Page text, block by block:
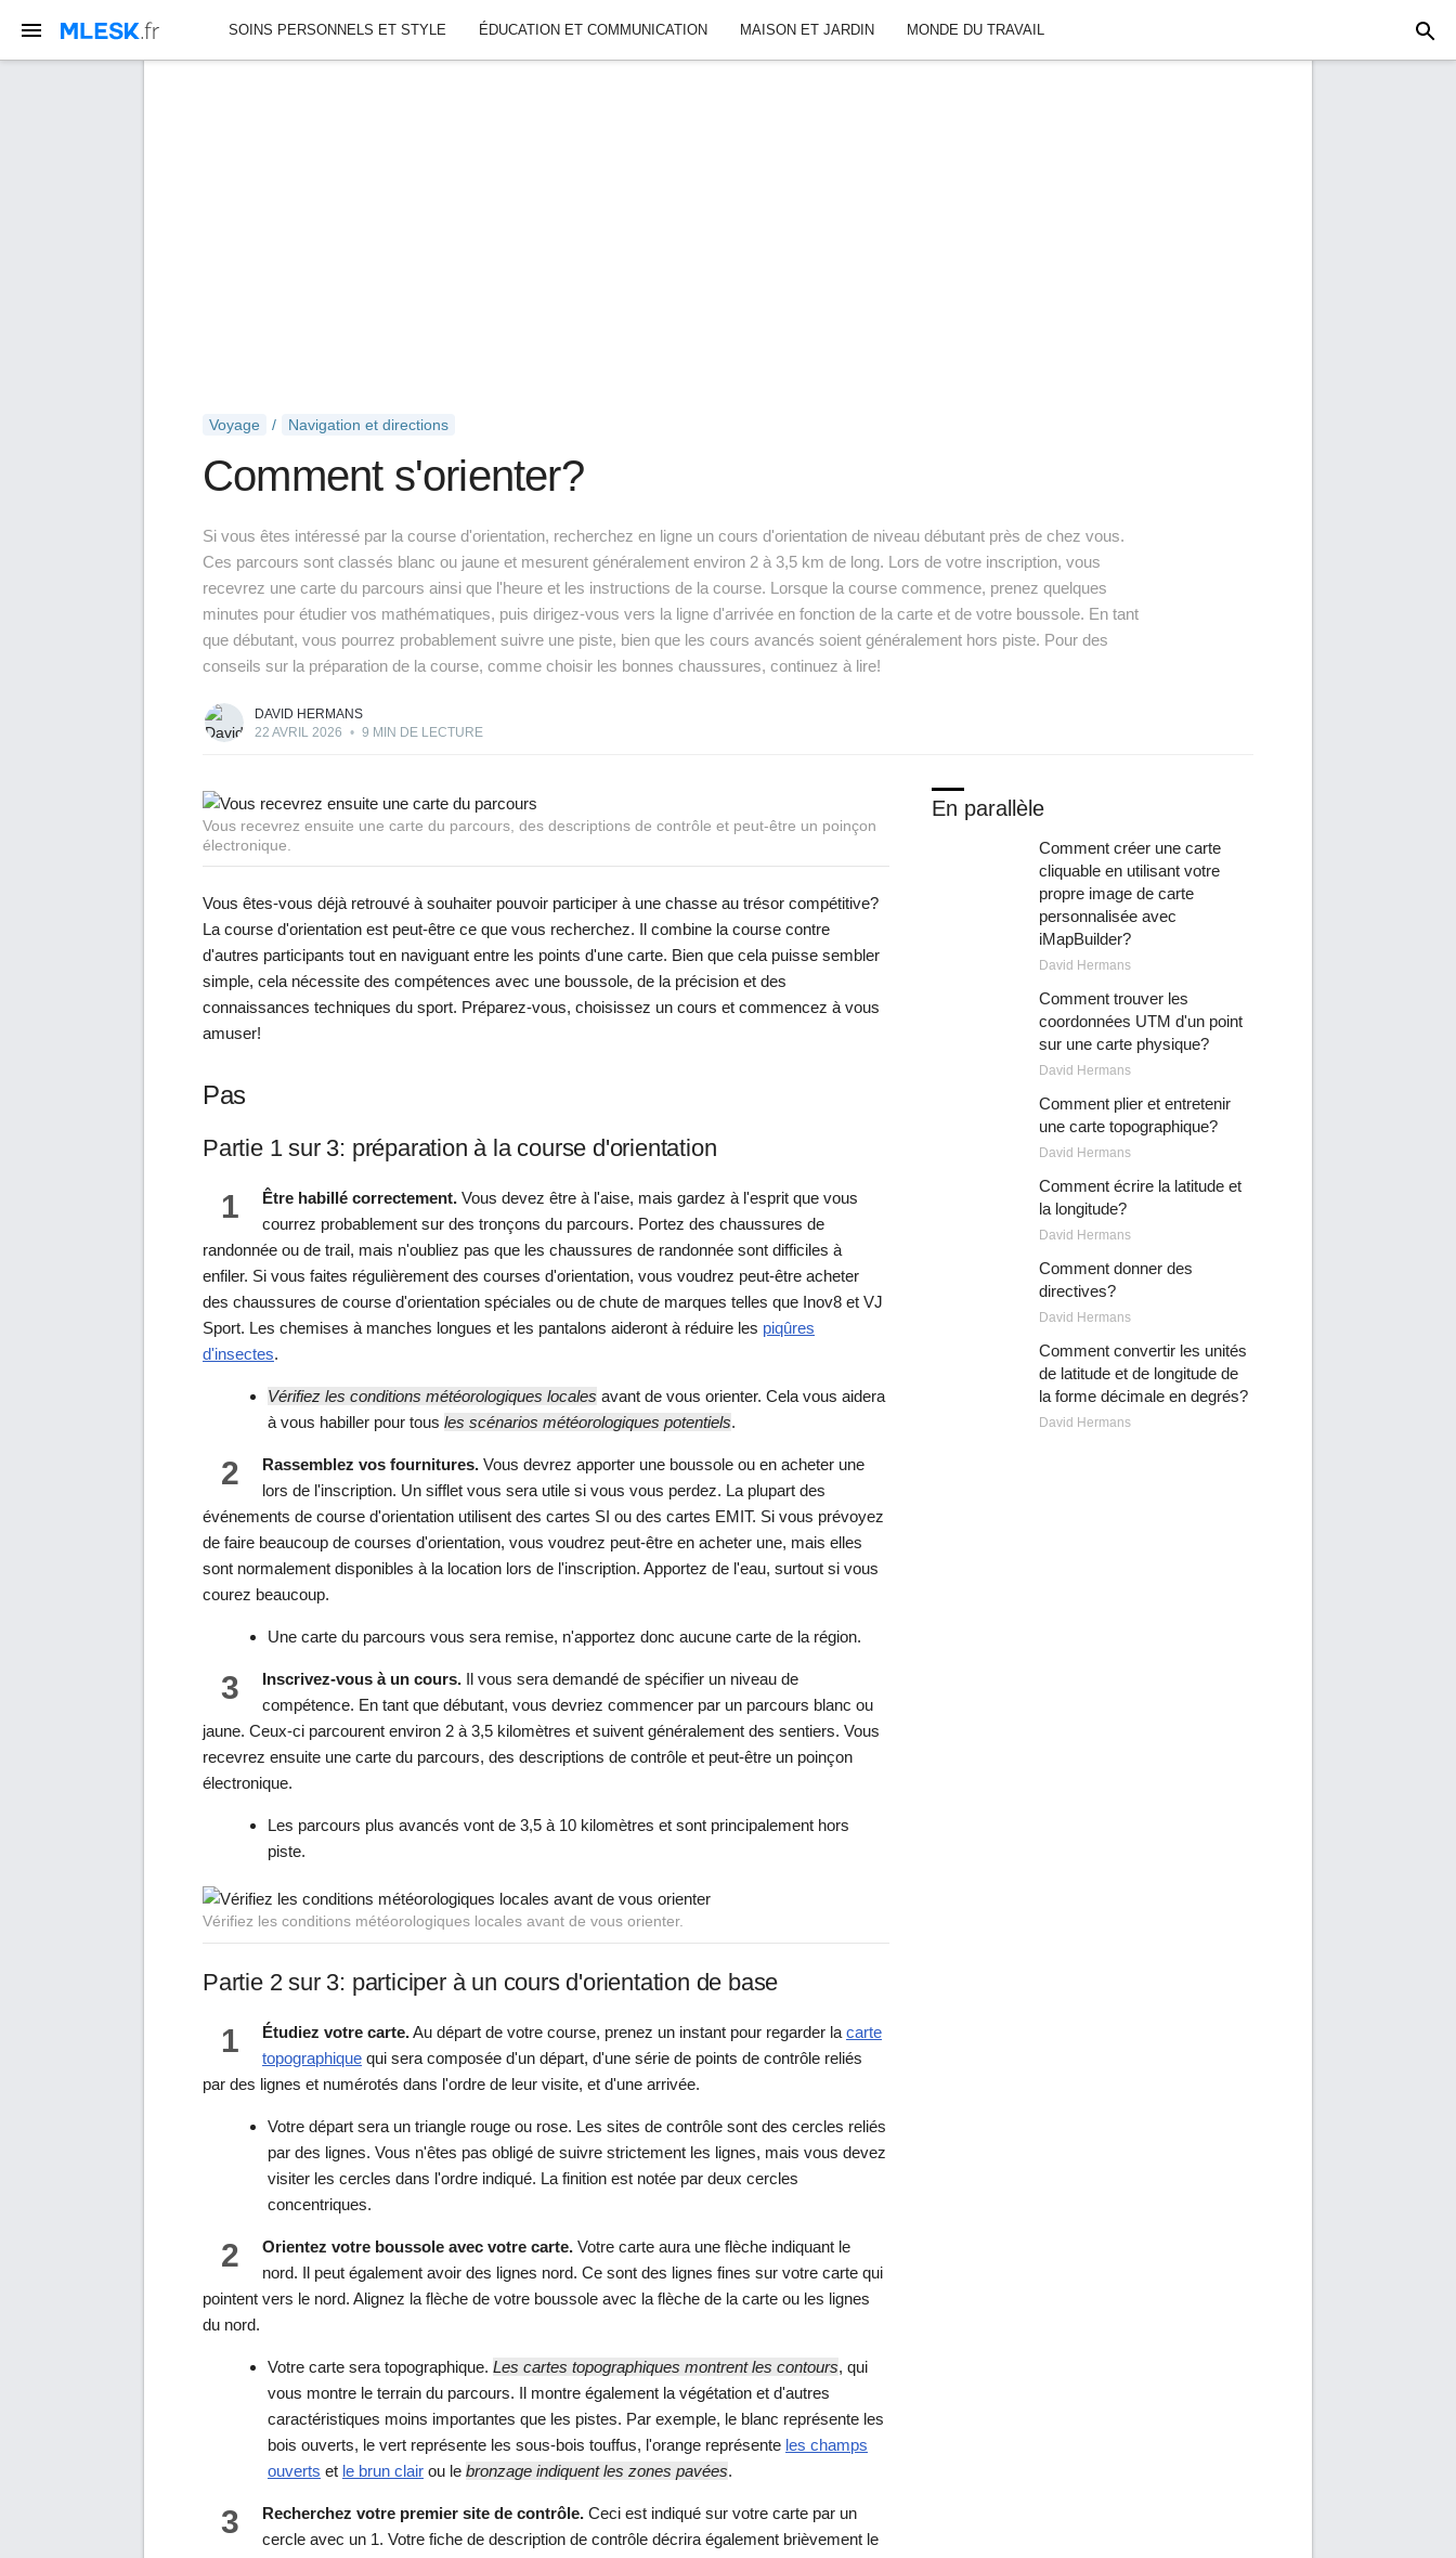
SOINS PERSONNELS ET STYLE ÉDUCATION ET COMMUNICATION MAISON ET JARDIN MONDE DU TRAVAIL
Voyage Navigation et directions
Comment s'orienter?
Si vous êtes intéressé par la course d'orientation, recherchez en ligne un cours d'orientation de niveau débutant près de chez vous.
Ces parcours sont classés blanc ou jaune et mesurent généralement environ 2 à 3,5 km de long. Lors de votre inscription, vous
recevrez une carte du parcours ainsi que l'heure et les instructions de la course. Lorsque la course commence, prenez quelques
minutes pour étudier vos mathématiques, puis dirigez-vous vers la ligne d'arrivée en fonction de la carte et de votre boussole. En tant
que débutant, vous pourrez probablement suivre une piste, bien que les cours avancés soient généralement hors piste. Pour des
conseils sur la préparation de la course, comme choisir les bonnes chaussures, continuez à lire!
DAVID HERMANS
22 AVRIL 2026 • 9 MIN DE LECTURE
Vous recevrez ensuite une carte du parcours, des descriptions de contrôle et peut-être un poinçon
électronique.
Vous êtes-vous déjà retrouvé à souhaiter pouvoir participer à une chasse au trésor compétitive?
La course d'orientation est peut-être ce que vous recherchez. Il combine la course contre
d'autres participants tout en naviguant entre les points d'une carte. Bien que cela puisse sembler
simple, cela nécessite des compétences avec une boussole, de la précision et des
connaissances techniques du sport. Préparez-vous, choisissez un cours et commencez à vous
amuser!
Pas
Partie 1 sur 3: préparation à la course d'orientation
1 Être habillé correctement. Vous devez être à l'aise, mais gardez à l'esprit que vous
courrez probablement sur des tronçons du parcours. Portez des chaussures de
randonnée ou de trail, mais n'oubliez pas que les chaussures de randonnée sont difficiles à
enfiler. Si vous faites régulièrement des courses d'orientation, vous voudrez peut-être acheter
des chaussures de course d'orientation spéciales ou de chute de marques telles que Inov8 et VJ
Sport. Les chemises à manches longues et les pantalons aideront à réduire les piqûres
d'insectes.
Vérifiez les conditions météorologiques locales avant de vous orienter. Cela vous aidera
à vous habiller pour tous les scénarios météorologiques potentiels.
2 Rassemblez vos fournitures. Vous devrez apporter une boussole ou en acheter une
lors de l'inscription. Un sifflet vous sera utile si vous vous perdez. La plupart des
événements de course d'orientation utilisent des cartes SI ou des cartes EMIT. Si vous prévoyez
de faire beaucoup de courses d'orientation, vous voudrez peut-être en acheter une, mais elles
sont normalement disponibles à la location lors de l'inscription. Apportez de l'eau, surtout si vous
courez beaucoup.
Une carte du parcours vous sera remise, n'apportez donc aucune carte de la région.
3 Inscrivez-vous à un cours. Il vous sera demandé de spécifier un niveau de
compétence. En tant que débutant, vous devriez commencer par un parcours blanc ou
jaune. Ceux-ci parcourent environ 2 à 3,5 kilomètres et suivent généralement des sentiers. Vous
recevrez ensuite une carte du parcours, des descriptions de contrôle et peut-être un poinçon
électronique.
Les parcours plus avancés vont de 3,5 à 10 kilomètres et sont principalement hors
piste.
Vérifiez les conditions météorologiques locales avant de vous orienter.
Partie 2 sur 3: participer à un cours d'orientation de base
1 Étudiez votre carte.Au départ de votre course, prenez un instant pour regarder la carte
topographique qui sera composée d'un départ, d'une série de points de contrôle reliés
par des lignes et numérotés dans l'ordre de leur visite, et d'une arrivée.
Votre départ sera un triangle rouge ou rose. Les sites de contrôle sont des cercles reliés
par des lignes. Vous n'êtes pas obligé de suivre strictement les lignes, mais vous devez
visiter les cercles dans l'ordre indiqué. La finition est notée par deux cercles
concentriques.
2 Orientez votre boussole avec votre carte. Votre carte aura une flèche indiquant le
nord. Il peut également avoir des lignes nord. Ce sont des lignes fines sur votre carte qui
pointent vers le nord. Alignez la flèche de votre boussole avec la flèche de la carte ou les lignes
du nord.
Votre carte sera topographique. Les cartes topographiques montrent les contours, qui
vous montre le terrain du parcours. Il montre également la végétation et d'autres
caractéristiques moins importantes que les pistes. Par exemple, le blanc représente les
bois ouverts, le vert représente les sous-bois touffus, l'orange représente les champs
ouverts et le brun clair ou le bronzage indiquent les zones pavées.
3 Recherchez votre premier site de contrôle. Ceci est indiqué sur votre carte par un
cercle avec un 1. Votre fiche de description de contrôle décrira également brièvement le
En parallèle
Comment créer une carte
cliquable en utilisant votre
propre image de carte
personnalisée avec
iMapBuilder?
David Hermans
Comment trouver les
coordonnées UTM d'un point
sur une carte physique?
David Hermans
Comment plier et entretenir
une carte topographique?
David Hermans
Comment écrire la latitude et
la longitude?
David Hermans
Comment donner des
directives?
David Hermans
Comment convertir les unités
de latitude et de longitude de
la forme décimale en degrés?
David Hermans